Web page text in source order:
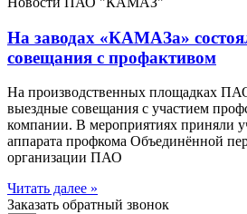
На заводах «КАМАЗа»
совещания с профактивом
На производственных площадках
выездные совещания с участием
компании. В мероприятиях приняли
аппарата профкома Объединённой
организации ПАО
Читать далее »
Заказать обратный звонок